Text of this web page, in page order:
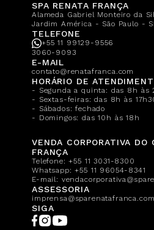
SPA RENATA FRANÇA
Alameda Gabriel Monteiro da
Jardim América - São Paulo -
TELEFONE
+55 11 99129-9556
3060-9093
E-MAIL
contato@renatafranca.com
HORÁRIO DE
- Segunda a quinta: das 8h às
- Sextas-feiras: das 8h às
- Sábados: fechado
- Domingos: das 10h às 18h
VENDA CORPORATIVA DO
FRANÇA
Telefone:+55 11 3031-8300
Whatsapp:+55 11 96054-8341
E-mail:
ASSESSORIA
imprensa@sparenatafranca.com
SIGA